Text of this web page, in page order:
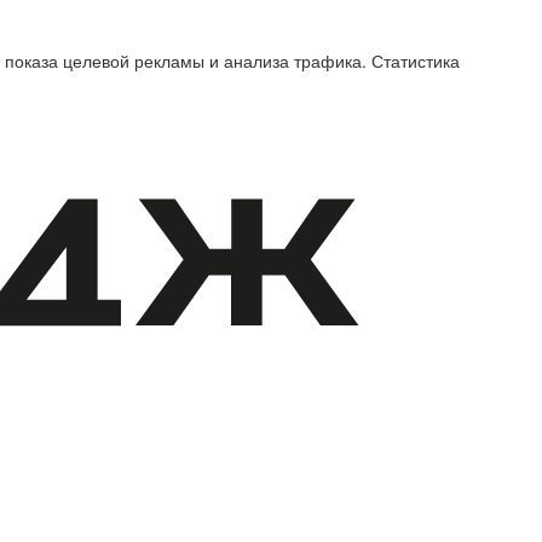
целевой рекламы и анализа трафика. Статистика